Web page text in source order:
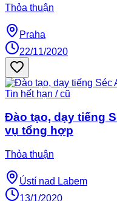
Thỏa thuận
Praha
22/11/2020
Tin hết hạn / cũ
Đào tạo, dạy tiếng
vụ tổng hợp
Thỏa thuận
Ústí nad Labem
13/1/2020